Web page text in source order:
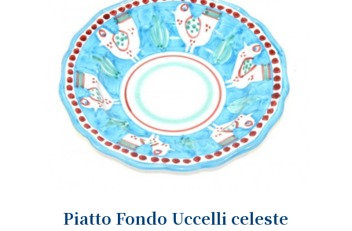
Piatto Fondo Uccelli celeste